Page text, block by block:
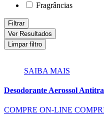
Fragrâncias
Filtrar
Ver Resultados
Limpar filtro
SAIBA MAIS
Desodorante Aerossol
COMPRE ON-LINE